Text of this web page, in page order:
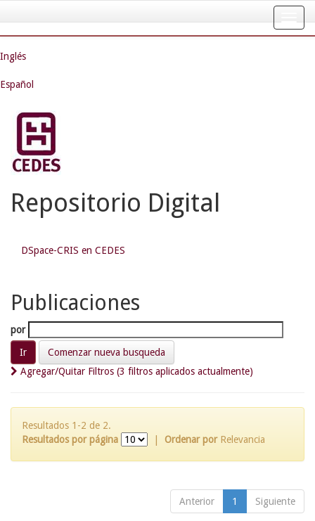
navigation
Inglés
Español
Repositorio Digital
DSpace-CRIS en CEDES
Publicaciones
por
Comenzar nueva busqueda
Agregar/Quitar Filtros (3 filtros aplicados actualmente)
Resultados 1-2 de 2.
Resultados por página
Ordenar por Relevancia
Anterior 1 Siguiente